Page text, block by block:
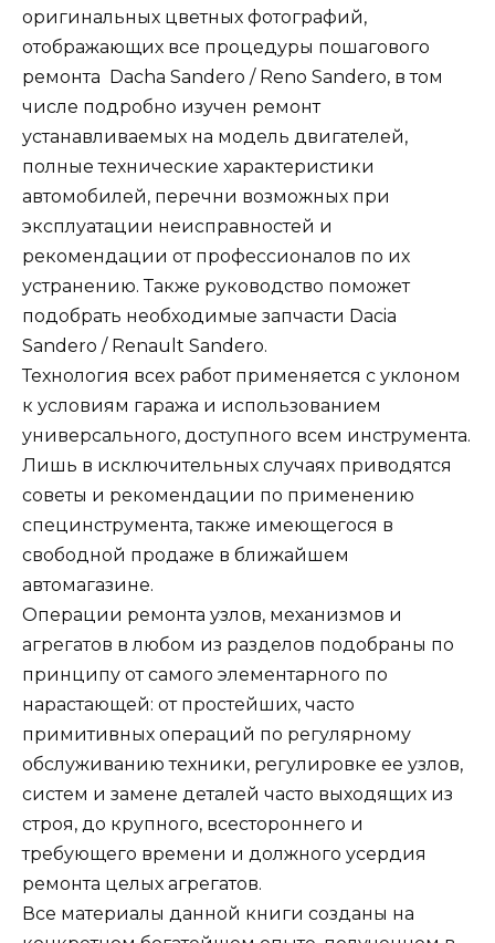
оригинальных цветных фотографий,
отображающих все процедуры пошагового
ремонта Dacha Sandero / Reno Sandero, в том
числе подробно изучен ремонт
устанавливаемых на модель двигателей,
полные технические характеристики
автомобилей, перечни возможных при
эксплуатации неисправностей и
рекомендации от профессионалов по их
устранению. Также руководство поможет
подобрать необходимые запчасти Dacia
Sandero / Renault Sandero.
Технология всех работ применяется с уклоном
к условиям гаража и использованием
универсального, доступного всем инструмента.
Лишь в исключительных случаях приводятся
советы и рекомендации по применению
специнструмента, также имеющегося в
свободной продаже в ближайшем
автомагазине.
Операции ремонта узлов, механизмов и
агрегатов в любом из разделов подобраны по
принципу от самого элементарного по
нарастающей: от простейших, часто
примитивных операций по регулярному
обслуживанию техники, регулировке ее узлов,
систем и замене деталей часто выходящих из
строя, до крупного, всестороннего и
требующего времени и должного усердия
ремонта целых агрегатов.
Все материалы данной книги созданы на